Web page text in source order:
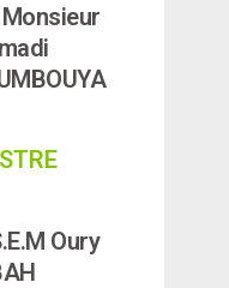
Monsieur
Oury